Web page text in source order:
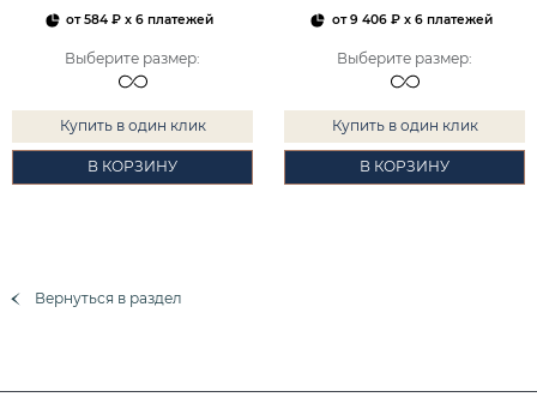
от584 ₽ x 6 платежей
Выберите размер:
Купить в один клик
В КОРЗИНУ
от9 406 ₽x 6 платежей
Выберите размер:
Купить в один клик
В КОРЗИНУ
Вернуться в раздел